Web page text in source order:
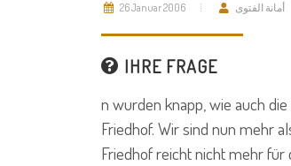
26 Januar 2006 أمانة الفتوى
IHRE FRAGE
n wurden knapp, wie auch
Friedhof. Wir sind nun mehr
Friedhof reicht nicht mehr für